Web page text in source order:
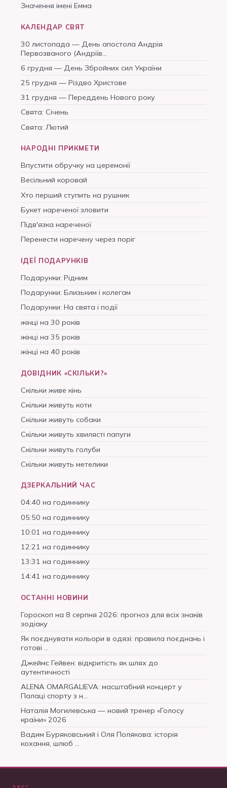
Значення імені Емма
КАЛЕНДАР СВЯТ
30 листопада — День апостола Андрія
Первозваного (Андріїв…
6 грудня — День Збройних сил України
25 грудня — Різдво Христове
31 грудня — Переддень Нового року
Свята: Січень
Свята: Лютий
НАРОДНІ ПРИКМЕТИ
Впустити обручку на церемонії
Весільний коровай
Хто перший ступить на рушник
Букет нареченої зловити
Підв'язка нареченої
Перенести наречену через поріг
ІДЕЇ ПОДАРУНКІВ
Подарунки: Рідним
Подарунки: Близьким і колегам
Подарунки: На свята і події
жінці на 30 років
жінці на 35 років
жінці на 40 років
ДОВІДНИК «СКІЛЬКИ?»
Скільки живе кінь
Скільки живуть коти
Скільки живуть собаки
Скільки живуть хвилясті папуги
Скільки живуть голуби
Скільки живуть метелики
ДЗЕРКАЛЬНИЙ ЧАС
04:40 на годиннику
05:50 на годиннику
10:01 на годиннику
12:21 на годиннику
13:31 на годиннику
14:41 на годиннику
ОСТАННІ НОВИНИ
Гороскоп на 8 серпня 2026: прогноз для всіх знаків
зодіаку
Як поєднувати кольори в одязі: правила поєднань і
готові …
Джеймс Гейвен: відкритість як шлях до
аутентичності
ALENA OMARGALIEVA: масштабний концерт у
Палаці спорту з н…
Наталія Могилевська — новий тренер «Голосу
країни» 2026
Вадим Буряковський і Оля Полякова: історія
кохання, шлюб …